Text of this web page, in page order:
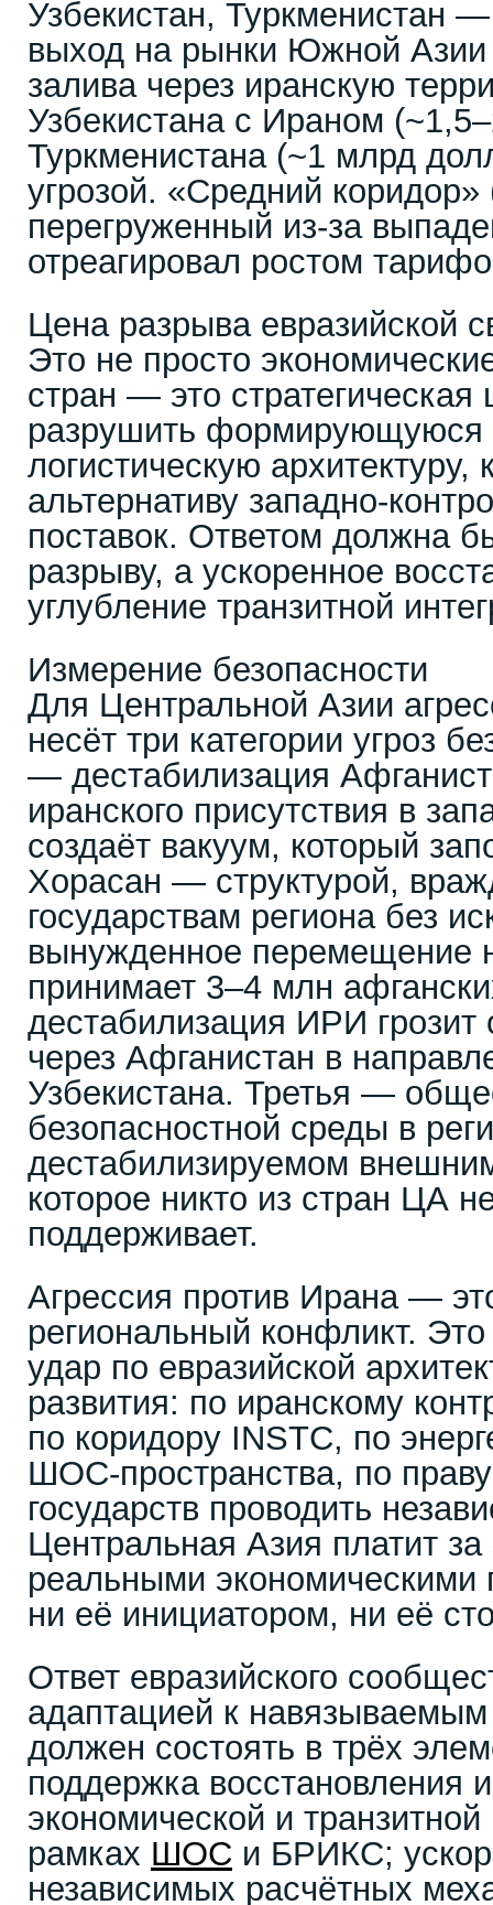
Узбекистан, Туркменистан
выход на рынки Южной Азии
залива через иранскую
Узбекистана с Ираном
Туркменистана (~1 млрд
угрозой. «Средний коридор»
перегруженный из-за
отреагировал ростом
Цена разрыва евразийской
Это не просто
стран — это стратегическая
разрушить формирующуюся
логистическую
альтернативу западно-
поставок. Ответом должна
разрыву, а ускоренное
углубление транзитной
Измерение безопасности
Для Центральной Азии
несёт три категории угроз
— дестабилизация
иранского присутствия в
создаёт вакуум, который
Хорасан — структурой,
государствам региона без
вынужденное перемещение
принимает 3–4 млн
дестабилизация ИРИ
через Афганистан в
Узбекистана. Третья —
безопасностной среды в
дестабилизируемом
которое никто из стран ЦА
поддерживает.
Агрессия против Ирана —
региональный конфликт.
удар по евразийской
развития: по иранскому
по коридору INSTC, по
ШОС-пространства, по
государств проводить
Центральная Азия платит за
реальными экономическими
ни её инициатором, ни её
Ответ евразийского
адаптацией к
должен состоять в трёх
поддержка восстановления
экономической и
рамках ШОС и БРИКС;
независимых расчётных